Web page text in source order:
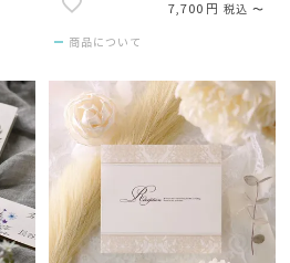
7,700 税込 〜
商品について